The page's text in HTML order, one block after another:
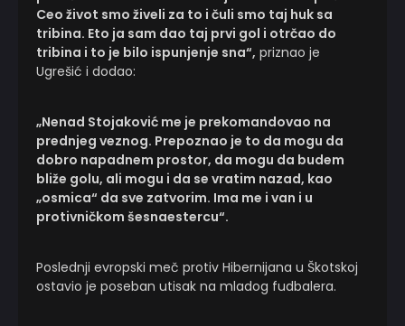
Ceo život smo živeli za to i čuli smo taj huk sa
tribina. Eto ja sam dao taj prvi gol i otrčao do
tribina i to je bilo ispunjenje sna“, priznao je
Ugrešić i dodao:
„Nenad Stojaković me je prekomandovao na
prednjeg veznog. Prepoznao je to da mogu da
dobro napadnem prostor, da mogu da budem
bliže golu, ali mogu i da se vratim nazad, kao
„osmica“ da sve zatvorim. Ima me i van i u
protivničkom šesnaestercu“.
Poslednji evropski meč protiv Hibernijana u Škotskoj
ostavio je poseban utisak na mladog fudbalera.